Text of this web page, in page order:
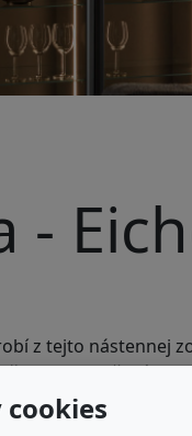
-
z tejto nástennej
pocit čistého